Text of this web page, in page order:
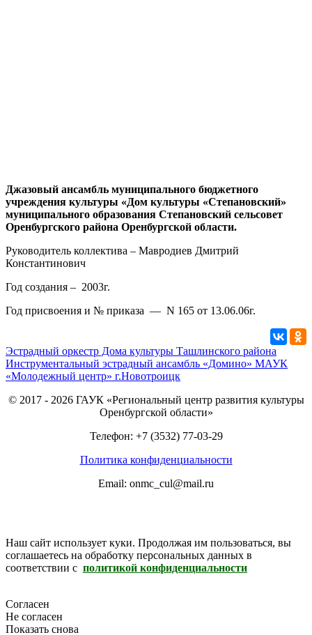
Джазовый ансамбль муниципального бюджетного
учреждения культуры «Дом культуры «Степановский»
муниципального образования Степановский сельсовет
Оренбургского района Оренбургской области.
Руководитель коллектива – Мавродиев Дмитрий
Константинович
Год создания – 2003г.
Год присвоения и № приказа — N 165 от 13.06.06г.
Эстрадный оркестр Дома культуры Ташлинского района
Инструментальный эстрадный ансамбль «Домино» МАУК
«Молодежный центр» г.Новотроицк
© 2017 - 2026 ГАУК «Региональный центр развития культуры
Оренбургской области»
Телефон: +7 (3532) 77-03-29
Политика конфиденциальности
Email: onmc_cul@mail.ru
Наш сайт использует куки. Продолжая им пользоваться, вы
соглашаетесь на обработку персональных данных в
соответствии с политикой конфиденциальности
Согласен
Не согласен
Показать снова